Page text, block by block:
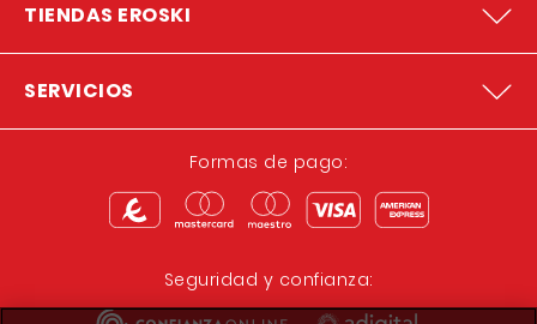
TIENDAS EROSKI
SERVICIOS
Formas de pago:
Seguridad y confianza: